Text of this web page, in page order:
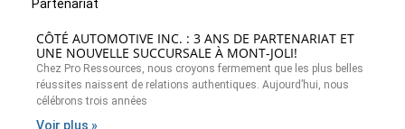
Partenariat
CÔTÉ AUTOMOTIVE INC. : 3 ANS DE PARTENARIAT ET
UNE NOUVELLE SUCCURSALE À MONT-JOLI!
Chez Pro Ressources, nous croyons fermement que les plus belles
réussites naissent de relations authentiques. Aujourd’hui, nous
célébrons trois années
Voir plus »